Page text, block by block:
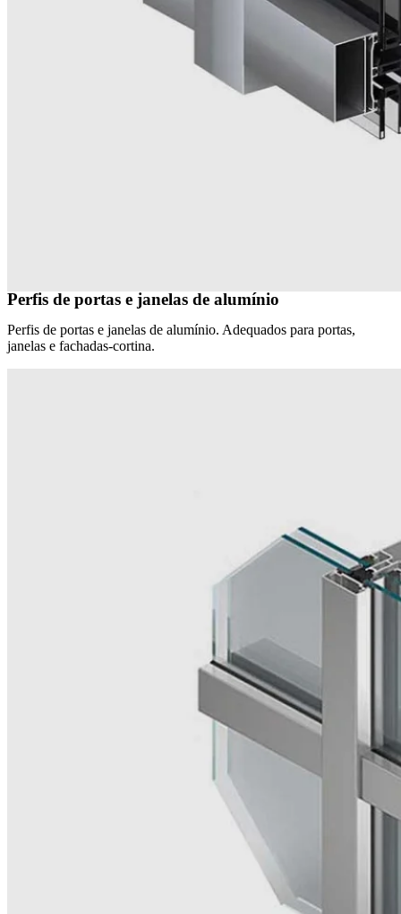
Perfis de portas e janelas de alumínio
Perfis de portas e janelas de alumínio. Adequados para portas,
janelas e fachadas-cortina.